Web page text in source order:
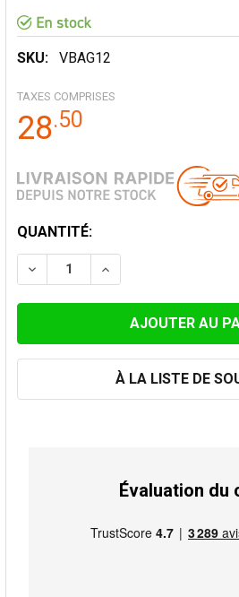
SKU: VBAG12
TAXES COMPRISES
28.50
STOCK
ACTUEL:
QUANTITÉ:
DIMINUER LA QUANTITÉ DE
AUGMENTER LA
À LA LISTE DE
Évaluation du